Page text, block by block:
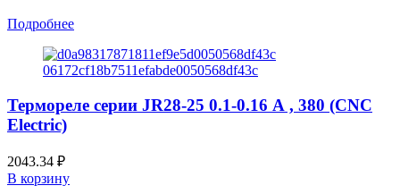
Подробнее
Термореле серии JR28-25 0.1-0.16 А , 380 (CNC
Electric)
2043.34 ₽
В корзину